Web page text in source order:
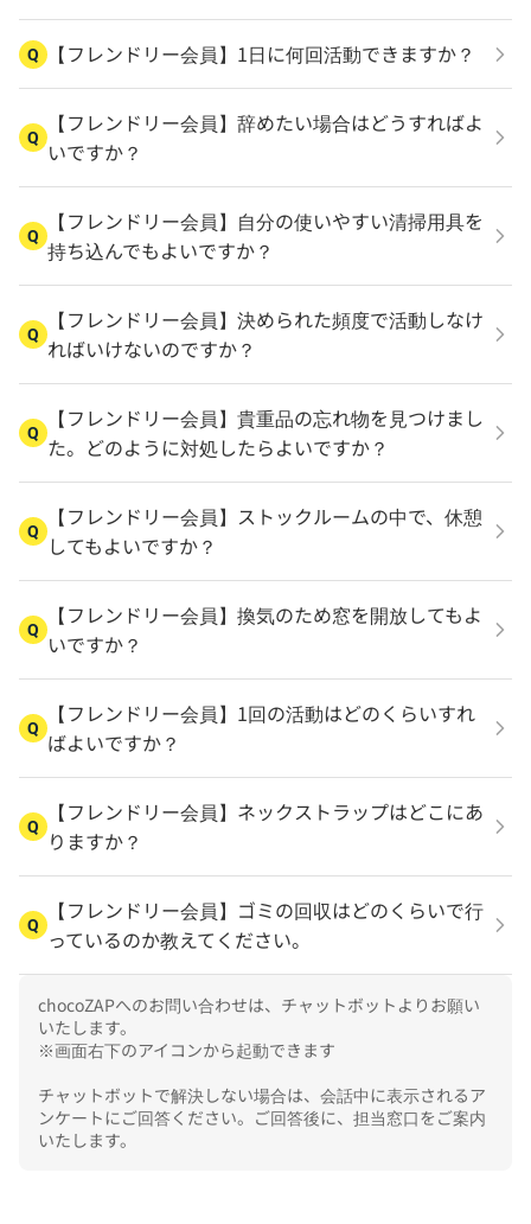
Q 【フレンドリー会員】1日に何回活動できますか？
Q
【フレンドリー会員】辞めたい場合はどうすればよ
いですか？
Q
【フレンドリー会員】自分の使いやすい清掃用具を
持ち込んでもよいですか？
Q
【フレンドリー会員】決められた頻度で活動しなけ
ればいけないのですか？
Q
【フレンドリー会員】貴重品の忘れ物を見つけまし
た。どのように対処したらよいですか？
Q
【フレンドリー会員】ストックルームの中で、休憩
してもよいですか？
Q
【フレンドリー会員】換気のため窓を開放してもよ
いですか？
Q
【フレンドリー会員】1回の活動はどのくらいすれ
ばよいですか？
Q
【フレンドリー会員】ネックストラップはどこにあ
りますか？
Q
【フレンドリー会員】ゴミの回収はどのくらいで行
っているのか教えてください。
chocoZAPへのお問い合わせは、チャットボットよりお願い
いたします。
※画面右下のアイコンから起動できます
チャットボットで解決しない場合は、会話中に表示されるア
ンケートにご回答ください。ご回答後に、担当窓口をご案内
いたします。